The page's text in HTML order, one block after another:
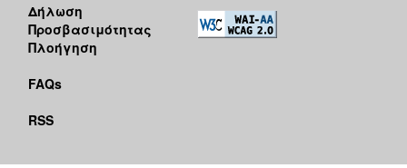
Δήλωση
Προσβασιμότητας
Πλοήγηση
FAQs
RSS